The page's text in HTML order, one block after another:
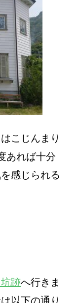
こじんまり
あれば十分
感じられる
跡へ行きま
以下の通り